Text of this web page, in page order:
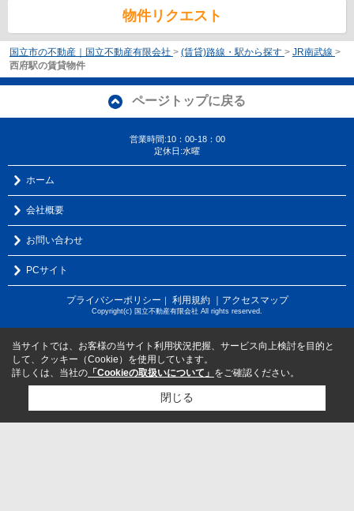
物件リクエスト
国立市の不動産｜国立不動産有限会社 > (賃貸)路線・駅から探す > JR南武線 >
西府駅の賃貸物件
ページトップに戻る
営業時間:10：00-18：00
定休日:水曜
ホーム
会社概要
お問い合わせ
PCサイト
プライバシーポリシー ｜ 利用規約 ｜アクセスマップ
Copyright(c) 国立不動産有限会社 All rights reserved.
当サイトでは、お客様の当サイト利用状況把握、サービス向上検討を目的と
して、クッキー（Cookie）を使用しています。
詳しくは、当社の 「Cookieの取扱いについて」 をご確認ください。
閉じる